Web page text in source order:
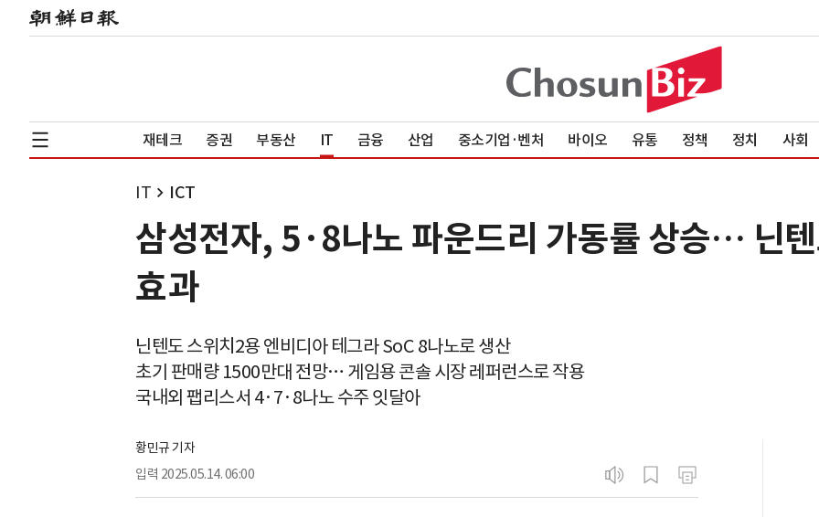
재테크 증권 부동산 IT 금융 산업 중소기업·벤처 바이오 유통 정책 정치 사회
IT ICT
삼성전자, 5·8나노 파운드리 가동률 상승… 닌
효과
닌텐도 스위치2용 엔비디아 테그라 SoC 8나노로 생산
초기 판매량 1500만대 전망… 게임용 콘솔 시장 레퍼런스로 작용
국내외 팹리스서 4·7·8나노 수주 잇달아
황민규 기자
입력 2025.05.14. 06:00